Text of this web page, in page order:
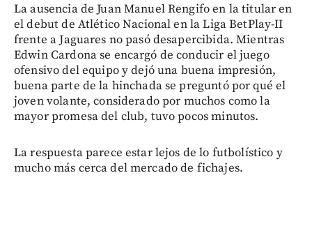
La ausencia de Juan Manuel Rengifo en la titular en
el debut de Atlético Nacional en la Liga BetPlay-II
frente a Jaguares no pasó desapercibida. Mientras
Edwin Cardona se encargó de conducir el juego
ofensivo del equipo y dejó una buena impresión,
buena parte de la hinchada se preguntó por qué el
joven volante, considerado por muchos como la
mayor promesa del club, tuvo pocos minutos.
La respuesta parece estar lejos de lo futbolístico y
mucho más cerca del mercado de fichajes.